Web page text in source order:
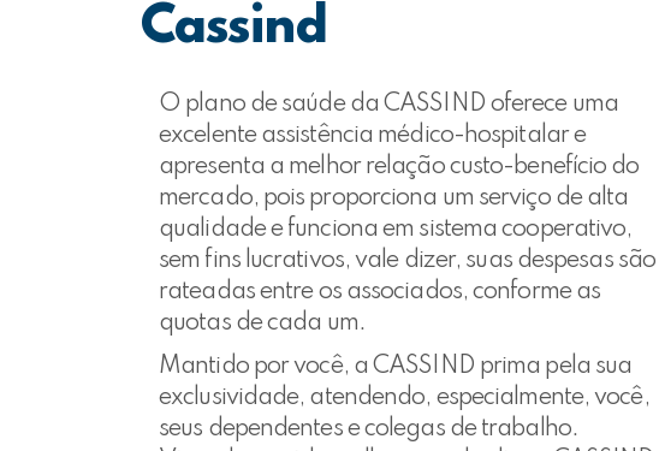
Cassind
O plano de saúde da CASSIND oferece uma
excelente assistência médico-hospitalar e
apresenta a melhor relação custo-benefício do
mercado, pois proporciona um serviço de alta
qualidade e funciona em sistema cooperativo,
sem fins lucrativos, vale dizer, suas despesas são
rateadas entre os associados, conforme as
quotas de cada um.
Mantido por você, a CASSIND prima pela sua
exclusividade, atendendo, especialmente, você,
seus dependentes e colegas de trabalho.